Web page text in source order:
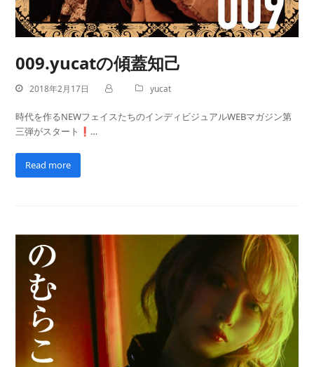
009.yucatの傾蓋知己
2018年2月17日 yucat
時代を作るNEWフェイスたちのインディビジュアルWEBマガジン第
三弾がスタート❗…
Read more